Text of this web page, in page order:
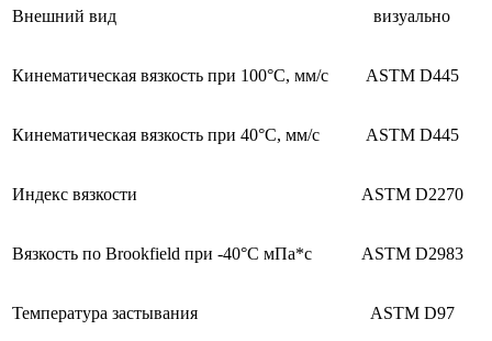
Внешний вид визуально
Кинематическая вязкость при 100°C, мм/c ASTM D445
Кинематическая вязкость при 40°C, мм/c ASTM D445
Индекс вязкости ASTM D2270
Вязкость по Brookfield при -40°С мПа*с ASTM D2983
Температура застывания ASTM D97